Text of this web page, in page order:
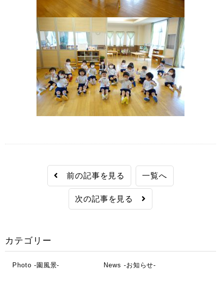
前の記事を見る 一覧へ
次の記事を見る
カテゴリー
Photo -園風景- News -お知らせ-